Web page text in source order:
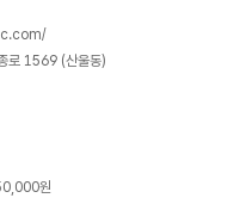
로 1569 (산울동)
원